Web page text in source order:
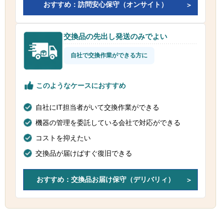
おすすめ：訪問安心保守（オンサイト）
交換品の先出し発送のみでよい
自社で交換作業ができる方に
このようなケースにおすすめ
自社にIT担当者がいて交換作業ができる
機器の管理を委託している会社で対応ができる
コストを抑えたい
交換品が届けばすぐ復旧できる
おすすめ：交換品お届け保守（デリバリィ）